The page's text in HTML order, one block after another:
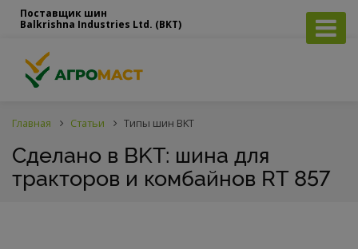
Поставщик шин
Balkrishna Industries Ltd. (BKT)
Главная Статьи Типы шин BKT
Сделано в BKT: шина для
тракторов и комбайнов RT 857